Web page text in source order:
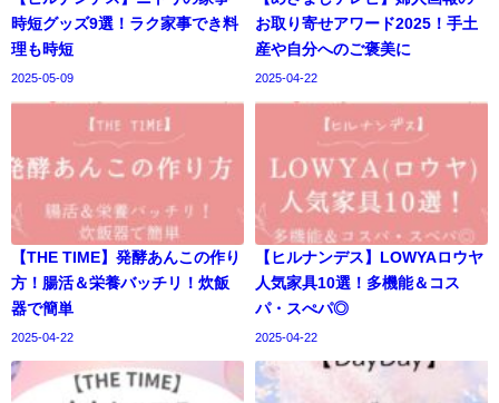
時短グッズ9選！ラク家事でき料
理も時短
2025-05-09
お取り寄せアワード2025！手土
産や自分へのご褒美に
2025-04-22
【THE TIME】発酵あんこの作り
方！腸活＆栄養バッチリ！炊飯
器で簡単
2025-04-22
【ヒルナンデス】LOWYAロウヤ
人気家具10選！多機能＆コス
パ・スぺパ◎
2025-04-22